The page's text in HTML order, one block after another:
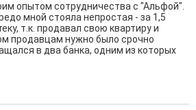
опытом сотрудничества с "Альфой".
мной стояла непростая - за 1,5
т.к. продавал свою квартиру и
продавцам нужно было срочно
в два банка, одним из которых